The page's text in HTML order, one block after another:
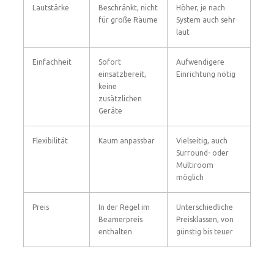
Lautstärke
Beschränkt, nicht
für große Räume
Höher, je nach
System auch sehr
laut
Einfachheit
Sofort
einsatzbereit,
keine
zusätzlichen
Geräte
Aufwendigere
Einrichtung nötig
Flexibilität Kaum anpassbar
Vielseitig, auch
Surround- oder
Multiroom
möglich
Preis
In der Regel im
Beamerpreis
enthalten
Unterschiedliche
Preisklassen, von
günstig bis teuer